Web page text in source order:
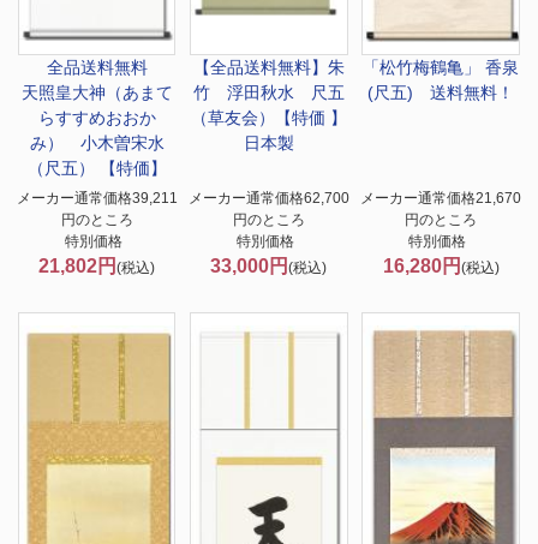
全品送料無料
天照皇大神（あまて
らすすめおおか
み） 小木曽宋水
（尺五） 【特価】
メーカー通常価格39,211
円のところ
特別価格
21,802円(税込)
【全品送料無料】 朱
竹 浮田秋水 尺五
（草友会）【特価 】
日本製
メーカー通常価格62,700
円のところ
特別価格
33,000円(税込)
「松竹梅鶴亀」 香泉
(尺五) 送料無料！
メーカー通常価格21,670
円のところ
特別価格
16,280円 (税込)